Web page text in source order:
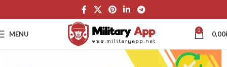
MENU 0 0,00